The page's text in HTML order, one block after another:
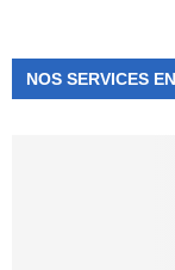
NOS SERVICES